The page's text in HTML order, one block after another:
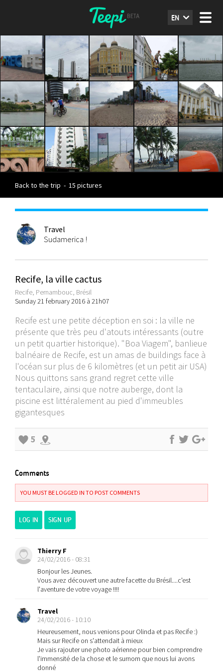
EN
Back to the trip - 15 pictures
Travel
Sudamerica !
Recife, la ville cactus
Recife, Pernambouc, Brésil
Sunday 21 february 2016 à 21h07
Recife est une petite déception en soi : la ville ne
présente que très peu d'atouts intéressants (outre
un petit quartier historique). "Boa Viagem", banlieue
balnéaire de Recife, est un amas de buildings face à
l'océan sur plus de 6 kilomètres (et un petit air USA)
Nous quittons sans grand regret cette ville
tentaculaire, ainsi que notre auberge, dont la
piscine est littéralement au pied d'immeubles
gigantesques
5
Comments
YOU MUST BE LOGGED IN TO POST COMMENTS
LOG IN SIGN UP
Thierry F
24/02/2016 - 08:31
Bonjour les Jeunes.
Vous avez découvert une autre facette du Brésil....c'est
l'aventure de votre voyage !!!!
Travel
24/02/2016 - 10:10
Heureusement, nous venions pour Olinda et pas Recife :)
Mais sur Recife on s'attendait à mieux
Je vais rajouter une photo aérienne pour bien comprendre
l'immensité de la chose et le surnom que nous lui avons
donné